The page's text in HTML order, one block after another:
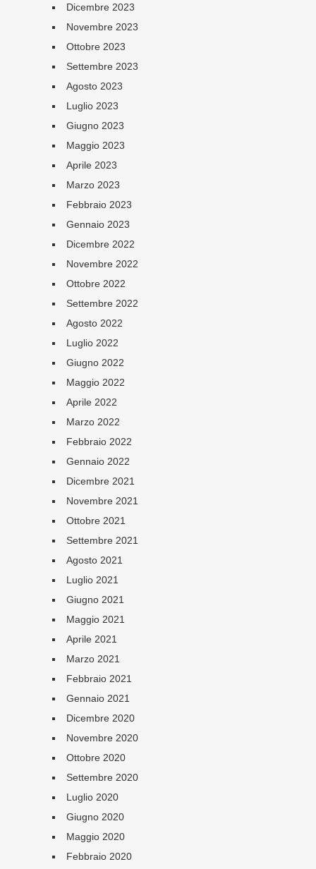
Dicembre 2023
Novembre 2023
Ottobre 2023
Settembre 2023
Agosto 2023
Luglio 2023
Giugno 2023
Maggio 2023
Aprile 2023
Marzo 2023
Febbraio 2023
Gennaio 2023
Dicembre 2022
Novembre 2022
Ottobre 2022
Settembre 2022
Agosto 2022
Luglio 2022
Giugno 2022
Maggio 2022
Aprile 2022
Marzo 2022
Febbraio 2022
Gennaio 2022
Dicembre 2021
Novembre 2021
Ottobre 2021
Settembre 2021
Agosto 2021
Luglio 2021
Giugno 2021
Maggio 2021
Aprile 2021
Marzo 2021
Febbraio 2021
Gennaio 2021
Dicembre 2020
Novembre 2020
Ottobre 2020
Settembre 2020
Luglio 2020
Giugno 2020
Maggio 2020
Febbraio 2020